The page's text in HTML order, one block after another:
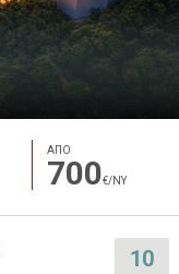
ΑΠΟ
700€/ΝΥ
10